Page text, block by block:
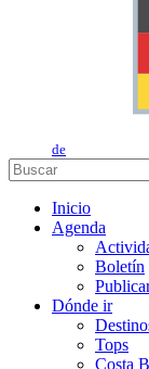
de
Inicio
Agenda
Boletín
Dónde ir
Tops
Costa